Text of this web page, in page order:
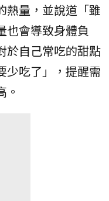
熱量，並說道「雖
也會導致身體負
於自己常吃的甜點
少吃了」，提醒需
。